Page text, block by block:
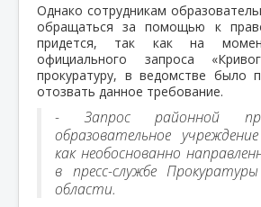
Однако сотрудникам
обращаться за помощью к
придется, так как на
официального запроса
прокуратуру, в ведомстве было
отозвать данное требование.
- Запрос районной
образовательное
как необоснованно
в пресс-службе
области.